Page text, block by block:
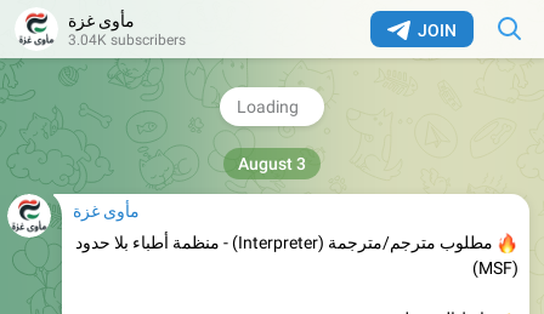
JOIN مأوى غزة
3.04K subscribers
مأوى غزة
مطلوب مترجم/مترجمة (Interpreter) - منظمة أطباء بلا حدود
رابط التسجيل: